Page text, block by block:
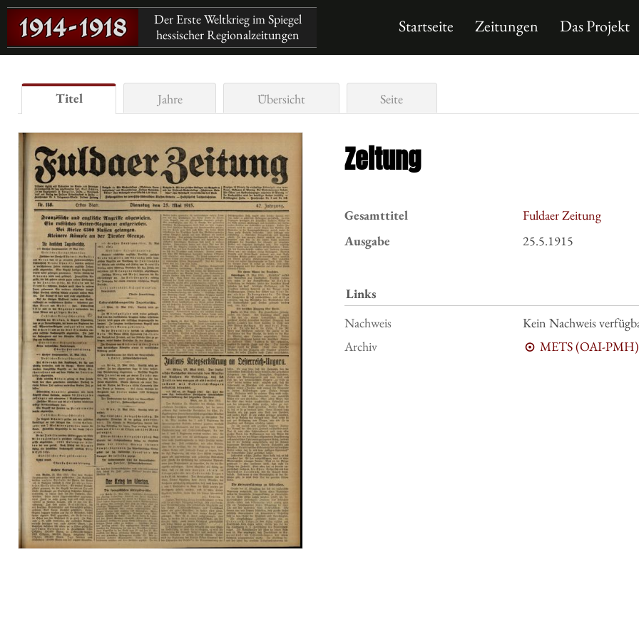
Der Erste Weltkrieg im Spiegel
hessischer Regionalzeitungen
Startseite Zeitungen Das Projekt
Titel Jahre Übersicht Seite
Zeitung
Gesamttitel
Fuldaer Zeitung
Ausgabe
25.5.1915
Links
Nachweis
Kein Nachweis
Archiv
METS (OAI-PMH)